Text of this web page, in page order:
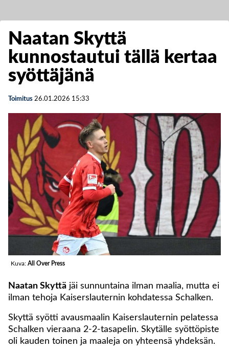
Naatan Skyttä
kunnostautui tällä kertaa
syöttäjänä
Toimitus 26.01.2026 15:33
Kuva: All Over Press
Naatan Skyttä jäi sunnuntaina ilman maalia, mutta ei
ilman tehoja Kaiserslauternin kohdatessa Schalken.
Skyttä syötti avausmaalin Kaiserslauternin pelatessa
Schalken vieraana 2-2-tasapelin. Skytälle syöttöpiste
oli kauden toinen ja maaleja on yhteensä yhdeksän.